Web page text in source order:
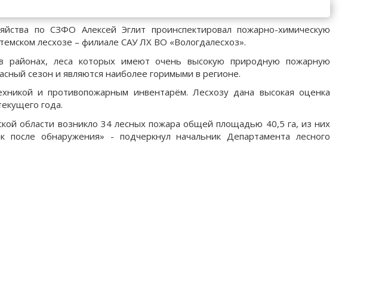
по СЗФО Алексей Эглит проинспектировал пожарно-химическую
лесхозе – филиале САУ ЛХ ВО «Вологдалесхоз».
районах, леса которых имеют очень высокую природную пожарную
сезон и являются наиболее горимыми в регионе.
и противопожарным инвентарём. Лесхозу дана высокая оценка
года.
области возникло 34 лесных пожара общей площадью 40,5 га, из них
обнаружения» - подчеркнул начальник Департамента лесного